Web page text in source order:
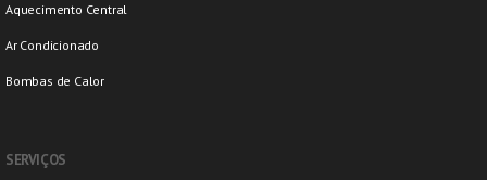
Aquecimento Central
Ar Condicionado
Bombas de Calor
SERVIÇOS